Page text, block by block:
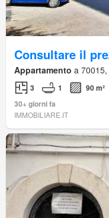
Consultare il
Appartamento a
3 1
90 m²
30+ giorni fa
IMMOBILIARE.IT